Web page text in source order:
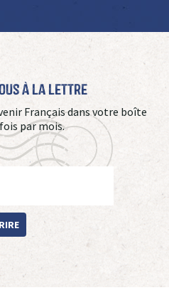
à La Lettre
Français dans votre boîte
par mois.